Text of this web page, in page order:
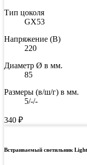
Тип цоколя
GX53
Напряжение (В)
220
Диаметр Ø в мм.
85
Размеры (в/ш/г) в мм.
5/-/-
340 ₽
Встраиваемый светильник